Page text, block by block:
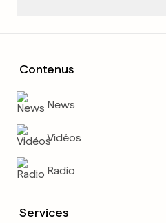
Contenus
News
Vidéos
Radio
Services